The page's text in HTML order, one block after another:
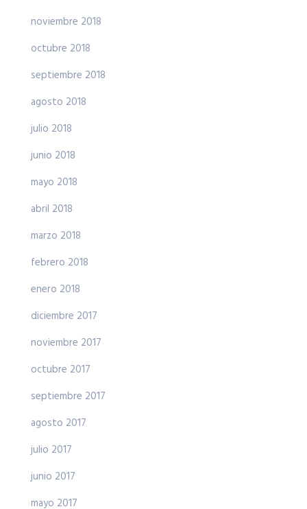
noviembre 2018
octubre 2018
septiembre 2018
agosto 2018
julio 2018
junio 2018
mayo 2018
abril 2018
marzo 2018
febrero 2018
enero 2018
diciembre 2017
noviembre 2017
octubre 2017
septiembre 2017
agosto 2017
julio 2017
junio 2017
mayo 2017